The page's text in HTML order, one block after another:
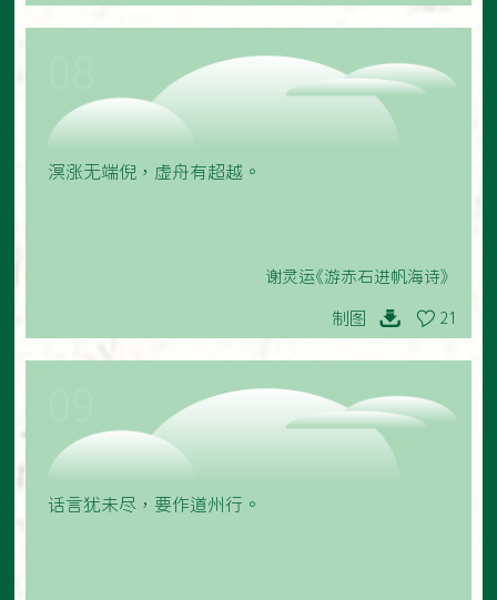
溟涨无端倪，虚舟有超越。
谢灵运《游赤石进帆海诗》
制图 21
话言犹未尽，要作道州行。